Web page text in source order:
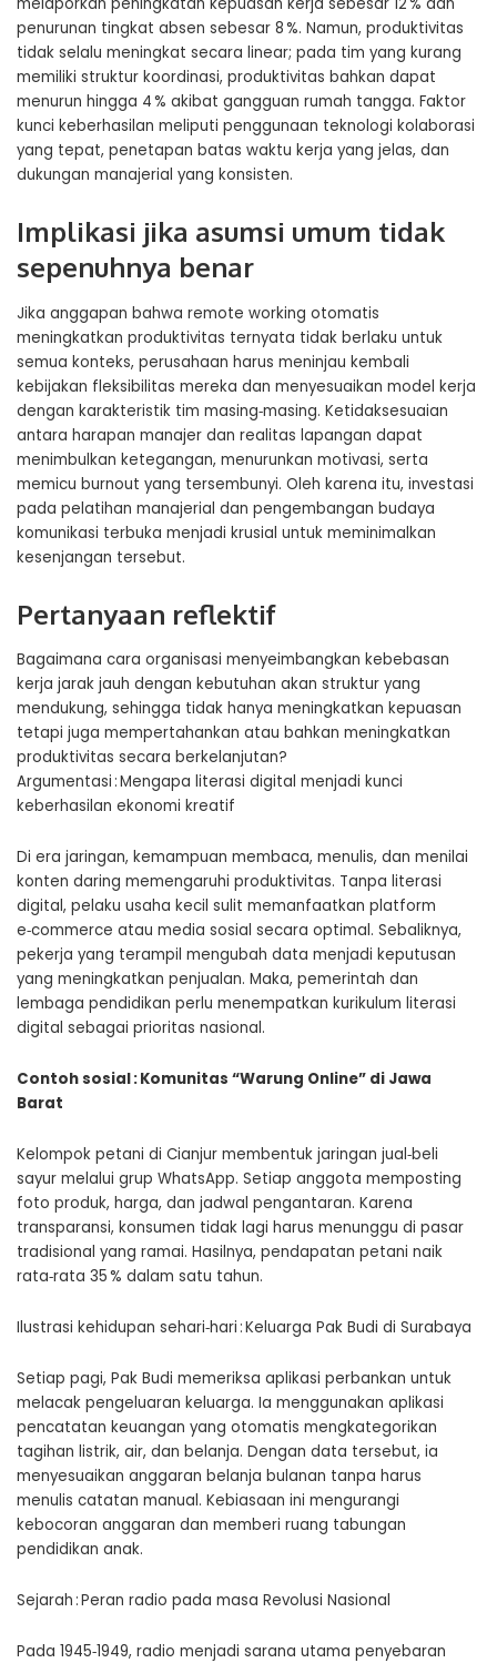
penurunan tingkat absen sebesar 8 %. Namun, produktivitas
tidak selalu meningkat secara linear; pada tim yang kurang
memiliki struktur koordinasi, produktivitas bahkan dapat
menurun hingga 4 % akibat gangguan rumah tangga. Faktor
kunci keberhasilan meliputi penggunaan teknologi kolaborasi
yang tepat, penetapan batas waktu kerja yang jelas, dan
dukungan manajerial yang konsisten.
Implikasi jika asumsi umum tidak
sepenuhnya benar
Jika anggapan bahwa remote working otomatis
meningkatkan produktivitas ternyata tidak berlaku untuk
semua konteks, perusahaan harus meninjau kembali
kebijakan fleksibilitas mereka dan menyesuaikan model kerja
dengan karakteristik tim masing‑masing. Ketidaksesuaian
antara harapan manajer dan realitas lapangan dapat
menimbulkan ketegangan, menurunkan motivasi, serta
memicu burnout yang tersembunyi. Oleh karena itu, investasi
pada pelatihan manajerial dan pengembangan budaya
komunikasi terbuka menjadi krusial untuk meminimalkan
kesenjangan tersebut.
Pertanyaan reflektif
Bagaimana cara organisasi menyeimbangkan kebebasan
kerja jarak jauh dengan kebutuhan akan struktur yang
mendukung, sehingga tidak hanya meningkatkan kepuasan
tetapi juga mempertahankan atau bahkan meningkatkan
produktivitas secara berkelanjutan?
Argumentasi : Mengapa literasi digital menjadi kunci
keberhasilan ekonomi kreatif
Di era jaringan, kemampuan membaca, menulis, dan menilai
konten daring memengaruhi produktivitas. Tanpa literasi
digital, pelaku usaha kecil sulit memanfaatkan platform
e‑commerce atau media sosial secara optimal. Sebaliknya,
pekerja yang terampil mengubah data menjadi keputusan
yang meningkatkan penjualan. Maka, pemerintah dan
lembaga pendidikan perlu menempatkan kurikulum literasi
digital sebagai prioritas nasional.
Contoh sosial : Komunitas “Warung Online” di Jawa
Barat
Kelompok petani di Cianjur membentuk jaringan jual‑beli
sayur melalui grup WhatsApp. Setiap anggota memposting
foto produk, harga, dan jadwal pengantaran. Karena
transparansi, konsumen tidak lagi harus menunggu di pasar
tradisional yang ramai. Hasilnya, pendapatan petani naik
rata‑rata 35 % dalam satu tahun.
Ilustrasi kehidupan sehari‑hari : Keluarga Pak Budi di Surabaya
Setiap pagi, Pak Budi memeriksa aplikasi perbankan untuk
melacak pengeluaran keluarga. Ia menggunakan aplikasi
pencatatan keuangan yang otomatis mengkategorikan
tagihan listrik, air, dan belanja. Dengan data tersebut, ia
menyesuaikan anggaran belanja bulanan tanpa harus
menulis catatan manual. Kebiasaan ini mengurangi
kebocoran anggaran dan memberi ruang tabungan
pendidikan anak.
Sejarah : Peran radio pada masa Revolusi Nasional
Pada 1945‑1949, radio menjadi sarana utama penyebaran